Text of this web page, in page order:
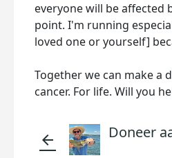
everyone will be affected
point. I'm running
loved one or yourself]
Together we can make a
cancer. For life. Will you
arrow_back Doneer